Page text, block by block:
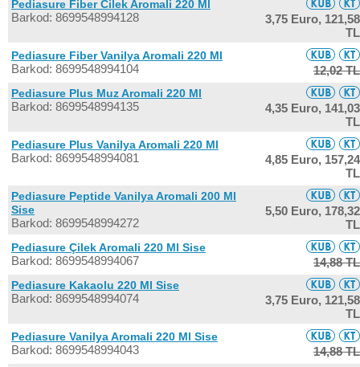
Pediasure Fiber Cilek Aromali 220 Ml
Barkod: 8699548994128 3,75 Euro, 121,58
TL
Pediasure Fiber Vanilya Aromali 220 Ml
Barkod: 8699548994104 12,02 TL
Pediasure Plus Muz Aromali 220 Ml
Barkod: 8699548994135 4,35 Euro, 141,03
TL
Pediasure Plus Vanilya Aromali 220 Ml
Barkod: 8699548994081 4,85 Euro, 157,24
TL
Pediasure Peptide Vanilya Aromali 200 Ml
Sise
Barkod: 8699548994272
5,50 Euro, 178,32
TL
Pediasure Çilek Aromali 220 Ml Sise
Barkod: 8699548994067 14,88 TL
Pediasure Kakaolu 220 Ml Sise
Barkod: 8699548994074 3,75 Euro, 121,58
TL
Pediasure Vanilya Aromali 220 Ml Sise
Barkod: 8699548994043 14,88 TL